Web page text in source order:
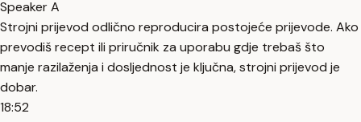
Speaker A
Strojni prijevod odlično reproducira postojeće prijevode. Ako
prevodiš recept ili priručnik za uporabu gdje trebaš što
manje razilaženja i dosljednost je ključna, strojni prijevod je
dobar.
18:52